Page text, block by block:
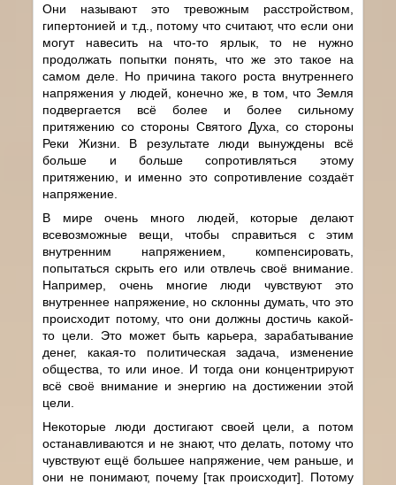
Они называют это тревожным расстройством,
гипертонией и т.д., потому что считают, что если они
могут навесить на что-то ярлык, то не нужно
продолжать попытки понять, что же это такое на
самом деле. Но причина такого роста внутреннего
напряжения у людей, конечно же, в том, что Земля
подвергается всё более и более сильному
притяжению со стороны Святого Духа, со стороны
Реки Жизни. В результате люди вынуждены всё
больше и больше сопротивляться этому
притяжению, и именно это сопротивление создаёт
напряжение.
В мире очень много людей, которые делают
всевозможные вещи, чтобы справиться с этим
внутренним напряжением, компенсировать,
попытаться скрыть его или отвлечь своё внимание.
Например, очень многие люди чувствуют это
внутреннее напряжение, но склонны думать, что это
происходит потому, что они должны достичь какой-
то цели. Это может быть карьера, зарабатывание
денег, какая-то политическая задача, изменение
общества, то или иное. И тогда они концентрируют
всё своё внимание и энергию на достижении этой
цели.
Некоторые люди достигают своей цели, а потом
останавливаются и не знают, что делать, потому что
чувствуют ещё большее напряжение, чем раньше, и
они не понимают, почему [так происходит]. Потому